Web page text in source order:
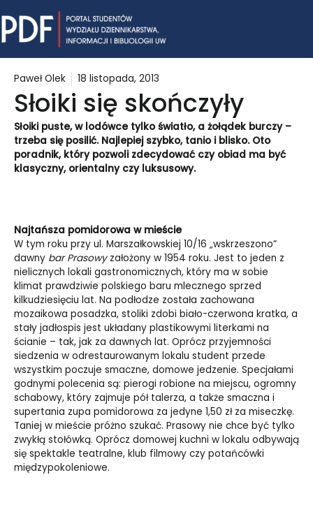
to
content
Paweł Olek 18 listopada, 2013
Słoiki się skończyły
Słoiki puste, w lodówce tylko światło, a żołądek burczy –
trzeba się posilić. Najlepiej szybko, tanio i blisko. Oto
poradnik, który pozwoli zdecydować czy obiad ma być
klasyczny, orientalny czy luksusowy.
Najtańsza pomidorowa w mieście
W tym roku przy ul. Marszałkowskiej 10/16 „wskrzeszono”
dawny bar Prasowyzałożony w 1954 roku. Jest to jeden z
nielicznych lokali gastronomicznych, który ma w sobie
klimat prawdziwie polskiego baru mlecznego sprzed
kilkudziesięciu lat. Na podłodze została zachowana
mozaikowa posadzka, stoliki zdobi biało-czerwona kratka, a
stały jadłospis jest układany plastikowymi literkami na
ścianie – tak, jak za dawnych lat. Oprócz przyjemności
siedzenia w odrestaurowanym lokalu student przede
wszystkim poczuje smaczne, domowe jedzenie. Specjałami
godnymi polecenia są: pierogi robione na miejscu, ogromny
schabowy, który zajmuje pół talerza, a także smaczna i
supertania zupa pomidorowa za jedyne 1,50 zł za miseczkę.
Taniej w mieście próżno szukać. Prasowy nie chce być tylko
zwykłą stołówką. Oprócz domowej kuchni w lokalu odbywają
się spektakle teatralne, klub filmowy czy potańcówki
międzypokoleniowe.